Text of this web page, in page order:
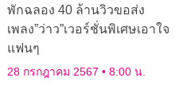
พักฉลอง 40 ล้านวิวขอส่ง
เพลง”ว่าว”เวอร์ชั่นพิเศษเอาใจ
แฟนๆ
28 กรกฎาคม 2567 8:00 น.